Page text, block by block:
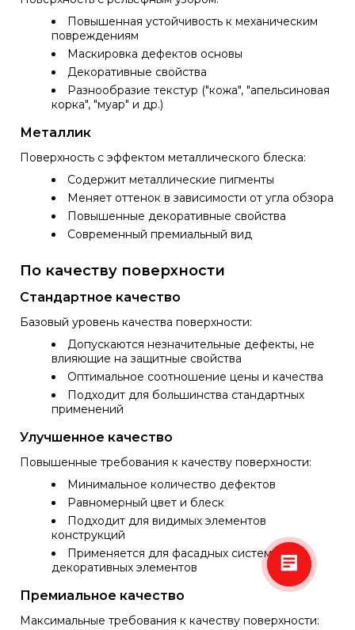
Повышенная устойчивость к механическим
повреждениям
Маскировка дефектов основы
Декоративные свойства
Разнообразие текстур ("кожа", "апельсиновая
корка", "муар" и др.)
Металлик
Поверхность с эффектом металлического блеска:
Содержит металлические пигменты
Меняет оттенок в зависимости от угла обзора
Повышенные декоративные свойства
Современный премиальный вид
По качеству поверхности
Стандартное качество
Базовый уровень качества поверхности:
Допускаются незначительные дефекты, не
влияющие на защитные свойства
Оптимальное соотношение цены и качества
Подходит для большинства стандартных
применений
Улучшенное качество
Повышенные требования к качеству поверхности:
Минимальное количество дефектов
Равномерный цвет и блеск
Подходит для видимых элементов
конструкций
Применяется для фасадных систем,
декоративных элементов
Премиальное качество
Максимальные требования к качеству поверхности: